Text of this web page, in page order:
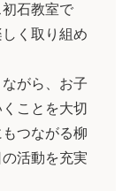
石教室で
く取り組め
がら、お子
ことを大切
つながる柳
活動を充実